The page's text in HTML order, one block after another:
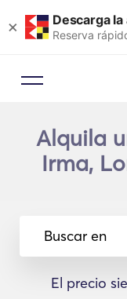
× Descarga la
Reserva
Alquila
Irma,
Buscar en
El precio